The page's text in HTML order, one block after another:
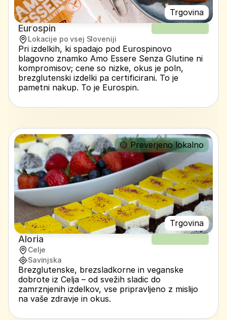
Trgovina
Eurospin
Lokacije po vsej Sloveniji
Pri izdelkih, ki spadajo pod Eurospinovo
blagovno znamko Amo Essere Senza Glutine ni
kompromisov; cene so nizke, okus je poln,
brezglutenski izdelki pa certificirani. To je
pametni nakup. To je Eurospin.
Trgovina
🟡 Preverjeno lokalno
Aloria
Celje
Savinjska
Brezglutenske, brezsladkorne in veganske
dobrote iz Celja – od svežih sladic do
zamrznjenih izdelkov, vse pripravljeno z mislijo
na vaše zdravje in okus.